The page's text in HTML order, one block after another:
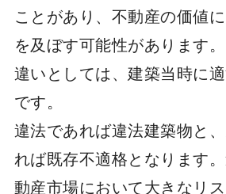
ことがあり、不動産の価値
を及ぼす可能性があります
違いとしては、建築当時に
です。
違法であれば違法建築物と
れば既存不適格となります
動産市場において大きなリス